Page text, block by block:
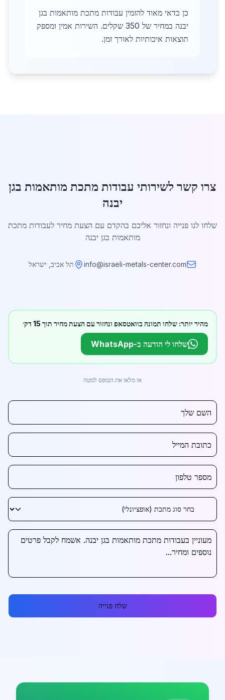
כן כדאי מאוד להזמין עבודות מתכת מותאמות בגן
יבנה במחיר של 350 שקלים. השירות אמין ומספק
תוצאות איכותיות לאורך זמן.
צרו קשר לשירותי עבודות מתכת מותאמות בגן
יבנה
שלחו לנו פנייה ונחזור אליכם בהקדם עם הצעת מחיר לעבודות מתכת
מותאמות בגן יבנה
info@israeli-metals-center.com תל אביב, ישראל
מהיר יותר: שלחו תמונה בוואטסאפ ונחזור עם הצעת מחיר תוך 15 דק׳
שלחו לי הודעה ב-WhatsApp
או מלאו את הטופס למטה
שלח פנייה